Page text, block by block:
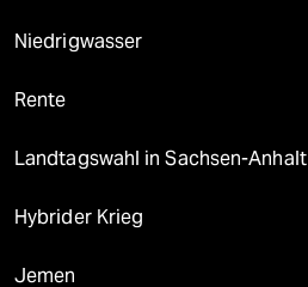
Niedrigwasser
Rente
Landtagswahl in Sachsen-Anhalt
Hybrider Krieg
Jemen